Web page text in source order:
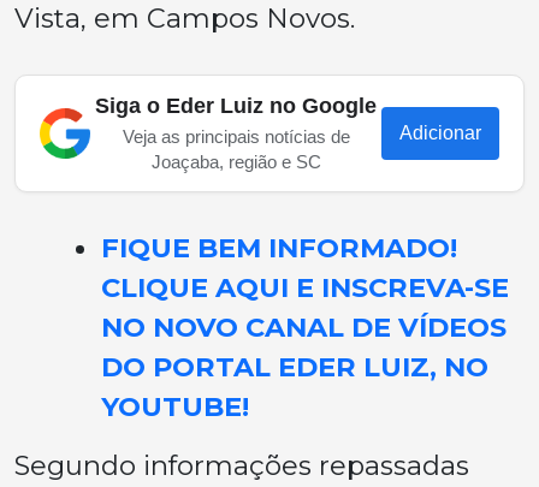
Vista, em Campos Novos.
Siga o Eder Luiz no Google
Veja as principais notícias de
Joaçaba, região e SC
Adicionar
FIQUE BEM INFORMADO!
CLIQUE AQUI E INSCREVA-SE
NO NOVO CANAL DE VÍDEOS
DO PORTAL EDER LUIZ, NO
YOUTUBE!
Segundo informações repassadas